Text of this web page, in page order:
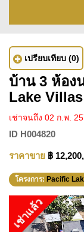
เปรียบเทียบ (0)
บ้าน 3 ห้อง
Lake
เช่าจนถึง 02 ก.พ.
ID H004820
ราคาขาย ฿
โครงการ: Pacific
เช่าแล้ว